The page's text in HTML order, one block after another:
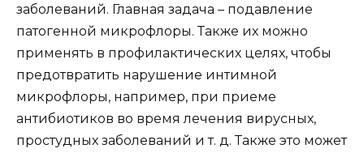
заболеваний. Главная задача – подавление
патогенной микрофлоры. Также их можно
применять в профилактических целях, чтобы
предотвратить нарушение интимной
микрофлоры, например, при приеме
антибиотиков во время лечения вирусных,
простудных заболеваний и т. д. Также это может